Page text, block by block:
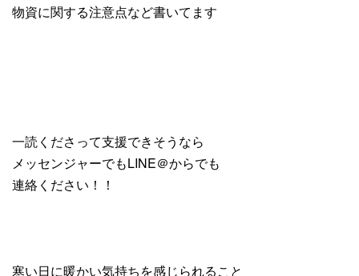
物資に関する注意点など書いてます
一読くださって支援できそうなら
メッセンジャーでもLINE＠からでも
連絡ください！！
寒い日に暖かい気持ちを感じられること